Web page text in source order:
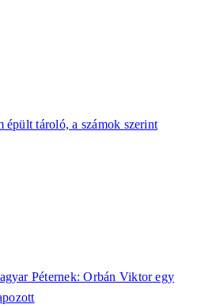
épült tároló, a számok szerint
Péternek: Orbán Viktor egy